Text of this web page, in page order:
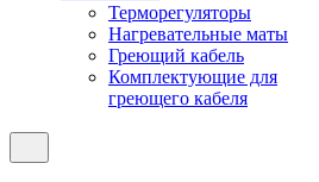
Терморегуляторы
Нагревательные маты
Греющий кабель
Комплектующие для
греющего кабеля